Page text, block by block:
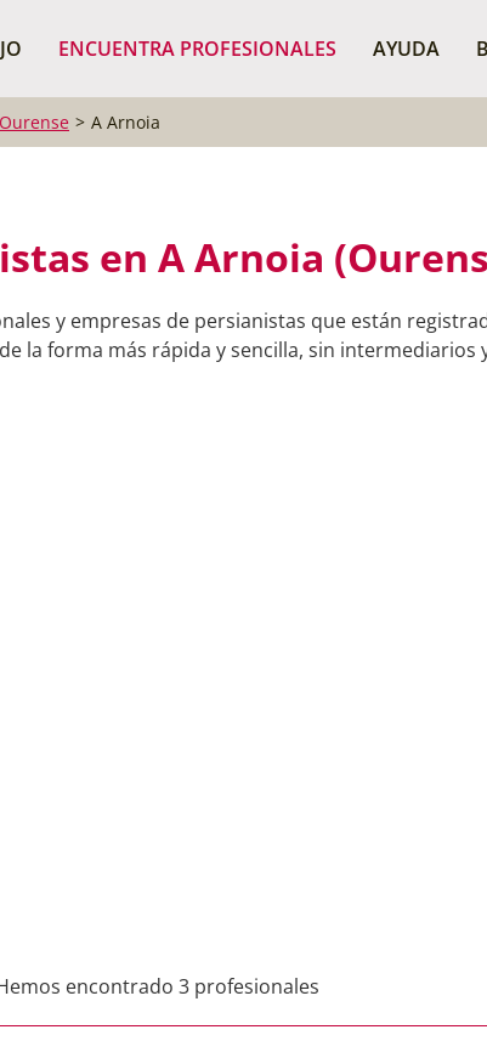
ENCUENTRA PROFESIONALES AYUDA
BUSCAR
Ourense A Arnoia
en A Arnoia
y empresas de persianistas que están
la forma más rápida y sencilla, sin intermediarios
encontrado 3 profesionales